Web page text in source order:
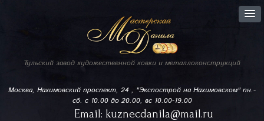
Тульский завод художественной ковки и металлоконструкций
Москва, Нахимовский проспект, 24 , "Экспострой на Нахимовском"пн.-
сб. с 10.00 до 20.00, вс 10.00-19.00
Email: kuznecdanila@mail.ru